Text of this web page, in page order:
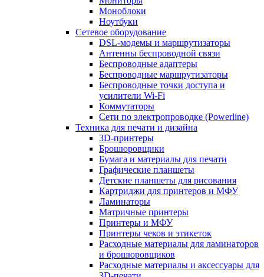
Моноблоки
Ноутбуки
Сетевое оборудование
DSL-модемы и маршрутизаторы
Антенны беспроводной связи
Беспроводные адаптеры
Беспроводные маршрутизаторы
Беспроводные точки доступа и
усилители Wi-Fi
Коммутаторы
Сети по электропроводке (Powerline)
Техника для печати и дизайна
3D-принтеры
Брошюровщики
Бумага и материалы для печати
Графические планшеты
Детские планшеты для рисования
Картриджи для принтеров и МФУ
Ламинаторы
Матричные принтеры
Принтеры и МФУ
Принтеры чеков и этикеток
Расходные материалы для ламинаторов
и брошюровщиков
Расходные материалы и аксессуары для